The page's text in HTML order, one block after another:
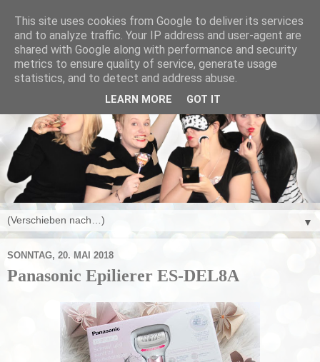
▼
SONNTAG, 20. MAI 2018
Panasonic Epilierer ES-DEL8A
This site uses cookies from Google to deliver its services
and to analyze traffic. Your IP address and user-agent are
shared with Google along with performance and security
metrics to ensure quality of service, generate usage
statistics, and to detect and address abuse.
LEARN MORE GOT IT